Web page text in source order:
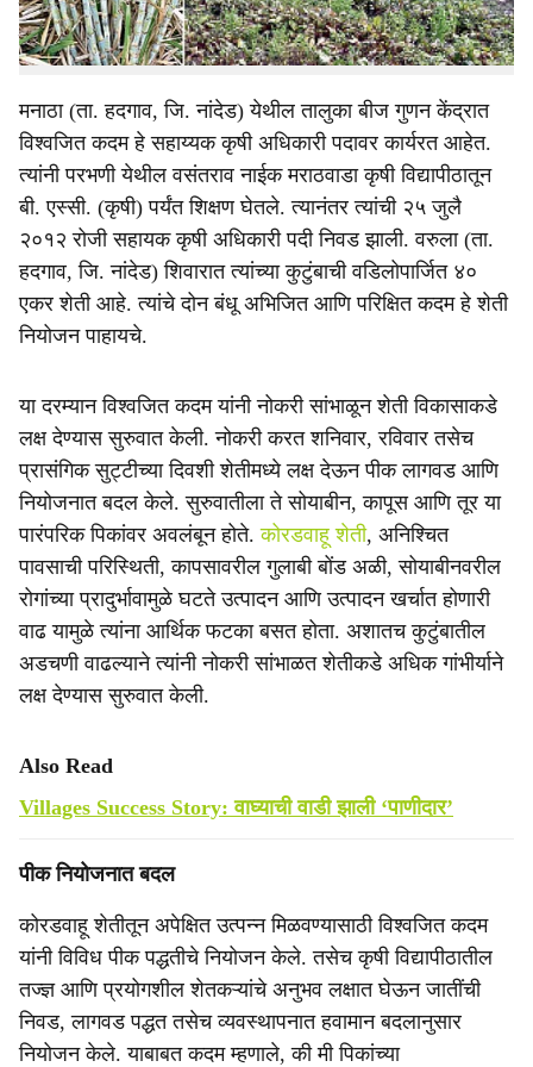
पीक पद्धतीत बदल, नियोजनबद्ध शेती आणि तंत्रज्ञानाचा योग्य वापर
करत विश्‍वजित कदम यांनी शेतीला नवी दिशा दिली आहे.
मनाठा (ता. हदगाव, जि. नांदेड) येथील तालुका बीज गुणन केंद्रात
विश्‍वजित कदम हे सहाय्यक कृषी अधिकारी पदावर कार्यरत आहेत.
त्यांनी परभणी येथील वसंतराव नाईक मराठवाडा कृषी विद्यापीठातून
बी. एस्सी. (कृषी) पर्यंत शिक्षण घेतले. त्यानंतर त्यांची २५ जुलै
२०१२ रोजी सहायक कृषी अधिकारी पदी निवड झाली. वरुला (ता.
हदगाव, जि. नांदेड) शिवारात त्यांच्या कुटुंबाची वडिलोपार्जित ४०
एकर शेती आहे. त्यांचे दोन बंधू अभिजित आणि परिक्षित कदम हे शेती
नियोजन पाहायचे.
या दरम्यान विश्‍वजित कदम यांनी नोकरी सांभाळून शेती विकासाकडे
लक्ष देण्यास सुरुवात केली. नोकरी करत शनिवार, रविवार तसेच
प्रासंगिक सुट्टीच्या दिवशी शेतीमध्ये लक्ष देऊन पीक लागवड आणि
नियोजनात बदल केले. सुरुवातीला ते सोयाबीन, कापूस आणि तूर या
पारंपरिक पिकांवर अवलंबून होते.कोरडवाहू शेती, अनिश्चित
पावसाची परिस्थिती, कापसावरील गुलाबी बोंड अळी, सोयाबीनवरील
रोगांच्या प्रादुर्भावामुळे घटते उत्पादन आणि उत्पादन खर्चात होणारी
वाढ यामुळे त्यांना आर्थिक फटका बसत होता. अशातच कुटुंबातील
अडचणी वाढल्याने त्यांनी नोकरी सांभाळत शेतीकडे अधिक गांभीर्याने
लक्ष देण्यास सुरुवात केली.
Also Read
Villages Success Story: वाघ्याची वाडी झाली ‘पाणीदार’
पीक नियोजनात बदल
कोरडवाहू शेतीतून अपेक्षित उत्पन्न मिळवण्यासाठी विश्‍वजित कदम
यांनी विविध पीक पद्धतीचे नियोजन केले. तसेच कृषी विद्यापीठातील
तज्ज्ञ आणि प्रयोगशील शेतकऱ्यांचे अनुभव लक्षात घेऊन जातींची
निवड, लागवड पद्धत तसेच व्यवस्थापनात हवामान बदलानुसार
नियोजन केले. याबाबत कदम म्हणाले, की मी पिकांच्या